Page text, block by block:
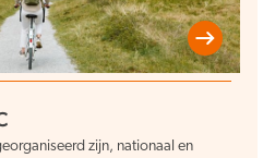
zijn, nationaal en